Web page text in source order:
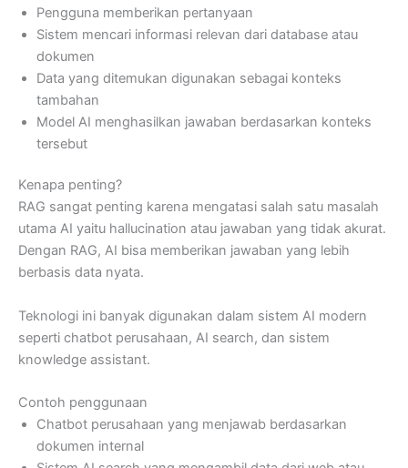
Pengguna memberikan pertanyaan
Sistem mencari informasi relevan dari database atau
dokumen
Data yang ditemukan digunakan sebagai konteks
tambahan
Model AI menghasilkan jawaban berdasarkan konteks
tersebut
Kenapa penting?
RAG sangat penting karena mengatasi salah satu masalah
utama AI yaitu hallucination atau jawaban yang tidak akurat.
Dengan RAG, AI bisa memberikan jawaban yang lebih
berbasis data nyata.
Teknologi ini banyak digunakan dalam sistem AI modern
seperti chatbot perusahaan, AI search, dan sistem
knowledge assistant.
Contoh penggunaan
Chatbot perusahaan yang menjawab berdasarkan
dokumen internal